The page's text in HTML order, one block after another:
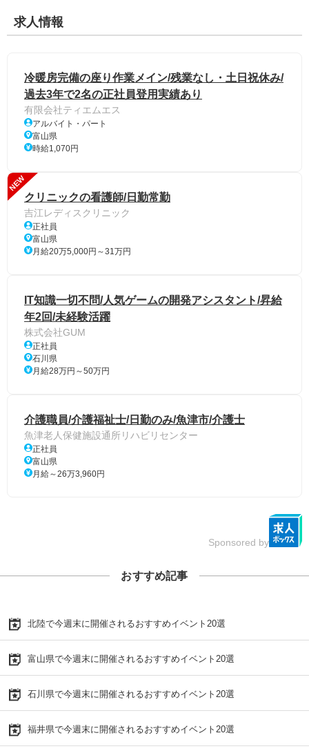
求人情報
冷暖房完備の座り作業メイン/残業なし・土日祝休み/
過去3年で2名の正社員登用実績あり
有限会社ティエムエス
アルバイト・パート
富山県
時給1,070円
NEW
クリニックの看護師/日勤常勤
吉江レディスクリニック
正社員
富山県
月給20万5,000円～31万円
IT知識一切不問/人気ゲームの開発アシスタント/昇給
年2回/未経験活躍
株式会社GUM
正社員
石川県
月給28万円～50万円
介護職員/介護福祉士/日勤のみ/魚津市/介護士
魚津老人保健施設通所リハビリセンター
正社員
富山県
月給～26万3,960円
Sponsored by
おすすめ記事
北陸で今週末に開催されるおすすめイベント20選
富山県で今週末に開催されるおすすめイベント20選
石川県で今週末に開催されるおすすめイベント20選
福井県で今週末に開催されるおすすめイベント20選